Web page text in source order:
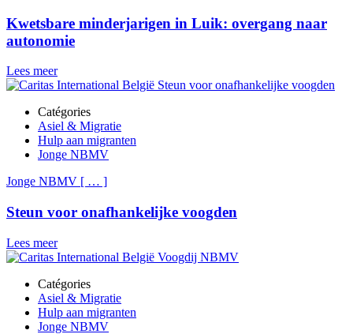
Kwetsbare minderjarigen in Luik: overgang naar
autonomie
Lees meer
Catégories
Asiel & Migratie
Hulp aan migranten
Jonge NBMV
Jonge NBMV [ … ]
Steun voor onafhankelijke voogden
Lees meer
Catégories
Asiel & Migratie
Hulp aan migranten
Jonge NBMV